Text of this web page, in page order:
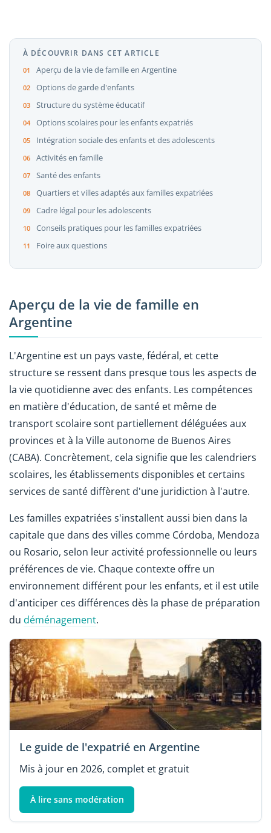
À DÉCOUVRIR DANS CET ARTICLE
Aperçu de la vie de famille en Argentine
Options de garde d'enfants
Structure du système éducatif
Options scolaires pour les enfants expatriés
Intégration sociale des enfants et des adolescents
Activités en famille
Santé des enfants
Quartiers et villes adaptés aux familles expatriées
Cadre légal pour les adolescents
Conseils pratiques pour les familles expatriées
Foire aux questions
Aperçu de la vie de famille en
Argentine
L'Argentine est un pays vaste, fédéral, et cette
structure se ressent dans presque tous les aspects de
la vie quotidienne avec des enfants. Les compétences
en matière d'éducation, de santé et même de
transport scolaire sont partiellement déléguées aux
provinces et à la Ville autonome de Buenos Aires
(CABA). Concrètement, cela signifie que les calendriers
scolaires, les établissements disponibles et certains
services de santé diffèrent d'une juridiction à l'autre.
Les familles expatriées s'installent aussi bien dans la
capitale que dans des villes comme Córdoba, Mendoza
ou Rosario, selon leur activité professionnelle ou leurs
préférences de vie. Chaque contexte offre un
environnement différent pour les enfants, et il est utile
d'anticiper ces différences dès la phase de préparation
du déménagement.
Le guide de l'expatrié en Argentine
Mis à jour en 2026, complet et gratuit
À lire sans modération